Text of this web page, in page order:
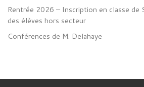
Rentrée 2026 – Inscription en classe de
des élèves hors secteur
Conférences de M. Delahaye